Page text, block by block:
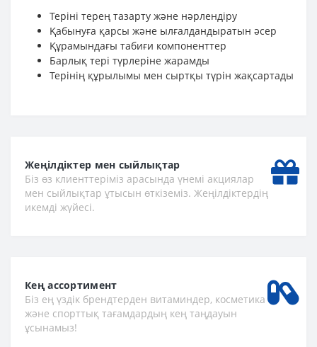
Теріні терең тазарту және нәрлендіру
Қабынуға қарсы және ылғалдандыратын әсер
Құрамындағы табиғи компоненттер
Барлық тері түрлеріне жарамды
Терінің құрылымы мен сыртқы түрін жақсартады
Жеңілдіктер мен сыйлықтар
Біз өз клиенттеріміз арасында үнемі акциялар
мен сыйлықтар ұтысын өткіземіз. Жеңілдіктердің
икемді жүйесі.
Кең ассортимент
Біз ең үздік брендтерден витаминдер, косметика
және спорттық тағамдардың кең таңдауын
ұсынамыз!